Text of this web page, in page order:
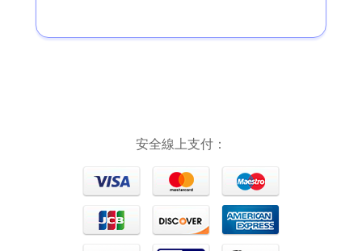
安全線上支付：